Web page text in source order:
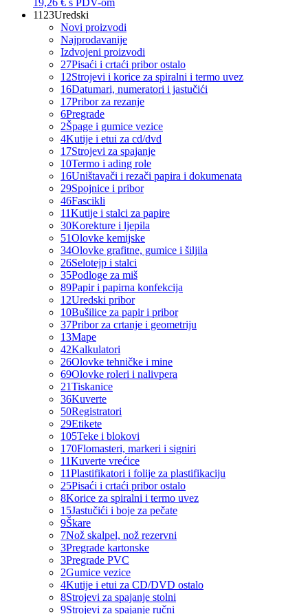
19,26 € s PDV-om
1123Uredski
Novi proizvodi
Najprodavanije
Izdvojeni proizvodi
27Pisaći i crtaći pribor ostalo
12Strojevi i korice za spiralni i termo uvez
16Datumari, numeratori i jastučići
17Pribor za rezanje
6Pregrade
2Špage i gumice vezice
4Kutije i etui za cd/dvd
17Strojevi za spajanje
10Termo i ading role
16Uništavači i rezači papira i dokumenata
29Spojnice i pribor
46Fascikli
11Kutije i stalci za papire
30Korekture i ljepila
51Olovke kemijske
34Olovke grafitne, gumice i šiljila
26Selotejp i stalci
35Podloge za miš
89Papir i papirna konfekcija
12Uredski pribor
10Bušilice za papir i pribor
37Pribor za crtanje i geometriju
13Mape
42Kalkulatori
26Olovke tehničke i mine
69Olovke roleri i nalivpera
21Tiskanice
36Kuverte
50Registratori
29Etikete
105Teke i blokovi
170Flomasteri, markeri i signiri
11Kuverte vrećice
11Plastifikatori i folije za plastifikaciju
25Pisaći i crtaći pribor ostalo
8Korice za spiralni i termo uvez
15Jastučići i boje za pečate
9Škare
7Nož skalpel, nož rezervni
3Pregrade kartonske
3Pregrade PVC
2Gumice vezice
4Kutije i etui za CD/DVD ostalo
8Strojevi za spajanje stolni
9Strojevi za spajanje ručni